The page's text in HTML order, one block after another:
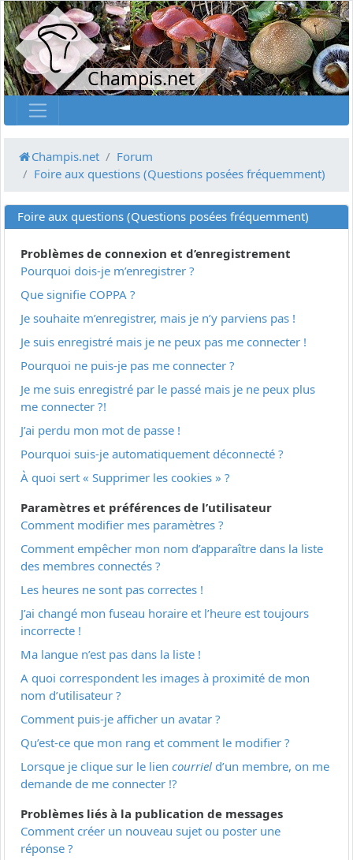
Champis.net
Champis.net
Forum
Foire aux questions (Questions posées fréquemment)
Foire aux questions (Questions posées fréquemment)
Problèmes de connexion et d’enregistrement
Pourquoi dois-je m’enregistrer ?
Que signifie COPPA ?
Je souhaite m’enregistrer, mais je n’y parviens pas !
Je suis enregistré mais je ne peux pas me connecter !
Pourquoi ne puis-je pas me connecter ?
Je me suis enregistré par le passé mais je ne peux plus
me connecter ?!
J’ai perdu mon mot de passe !
Pourquoi suis-je automatiquement déconnecté ?
À quoi sert « Supprimer les cookies » ?
Paramètres et préférences de l’utilisateur
Comment modifier mes paramètres ?
Comment empêcher mon nom d’apparaître dans la liste
des membres connectés ?
Les heures ne sont pas correctes !
J’ai changé mon fuseau horaire et l’heure est toujours
incorrecte !
Ma langue n’est pas dans la liste !
A quoi correspondent les images à proximité de mon
nom d’utilisateur ?
Comment puis-je afficher un avatar ?
Qu’est-ce que mon rang et comment le modifier ?
Lorsque je clique sur le lien courriel d’un membre, on me
demande de me connecter !?
Problèmes liés à la publication de messages
Comment créer un nouveau sujet ou poster une
réponse ?